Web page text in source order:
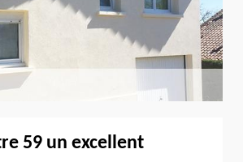
59 un excellent